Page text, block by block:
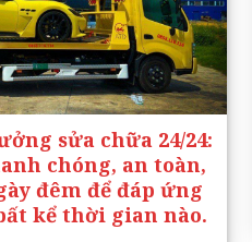
sửa chữa 24/24:
chóng, an toàn,
đêm để đáp ứng
kể thời gian nào.